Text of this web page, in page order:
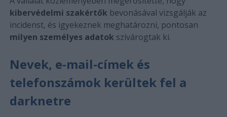
kibervédelmi szakértők bevonásával vizsgálják az
incidenst, és igyekeznek meghatározni, pontosan
milyen személyes adatok szivárogtak ki.
Nevek, e-mail-címek és
telefonszámok kerültek fel a
darknetre